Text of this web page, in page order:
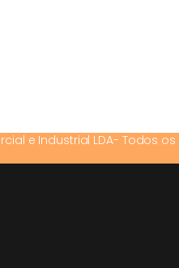
e Industrial LDA- Todos os